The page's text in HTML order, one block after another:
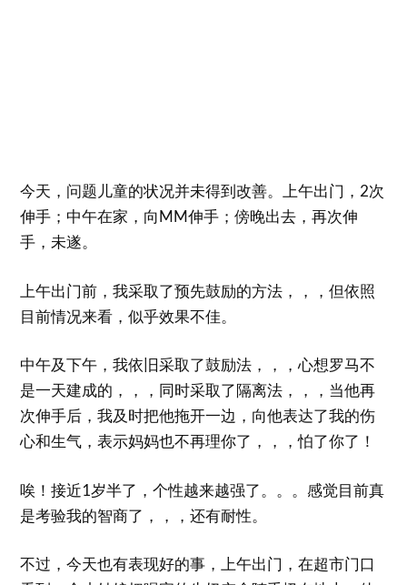
今天，问题儿童的状况并未得到改善。上午出门，2次
伸手；中午在家，向MM伸手；傍晚出去，再次伸
手，未遂。
上午出门前，我采取了预先鼓励的方法，，，但依照
目前情况来看，似乎效果不佳。
中午及下午，我依旧采取了鼓励法，，，心想罗马不
是一天建成的，，，同时采取了隔离法，，，当他再
次伸手后，我及时把他拖开一边，向他表达了我的伤
心和生气，表示妈妈也不再理你了，，，怕了你了！
唉！接近1岁半了，个性越来越强了。。。感觉目前真
是考验我的智商了，，，还有耐性。
不过，今天也有表现好的事，上午出门，在超市门口